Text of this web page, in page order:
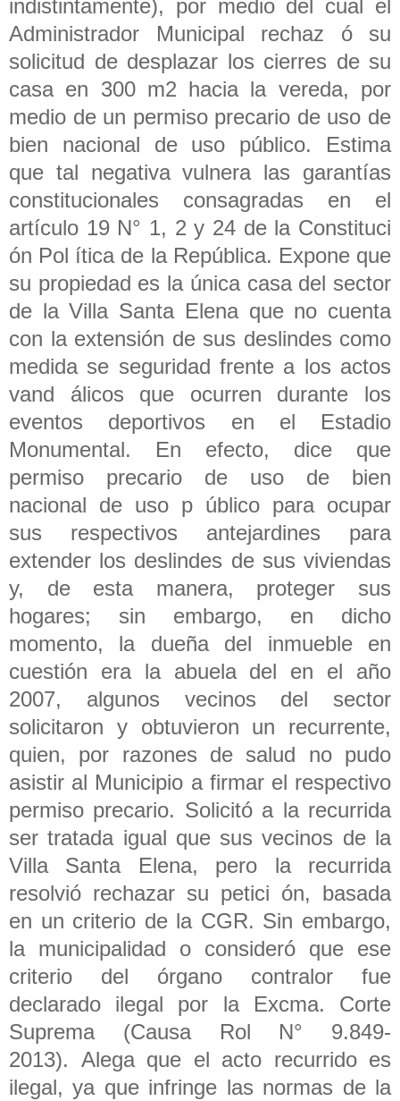
indistintamente), por medio del cual el
Administrador Municipal rechaz ó su
solicitud de desplazar los cierres de su
casa en 300 m2 hacia la vereda, por
medio de un permiso precario de uso de
bien nacional de uso público. Estima
que tal negativa vulnera las garantías
constitucionales consagradas en el
artículo 19 N° 1, 2 y 24 de la Constituci
ón Pol ítica de la República. Expone que
su propiedad es la única casa del sector
de la Villa Santa Elena que no cuenta
con la extensión de sus deslindes como
medida se seguridad frente a los actos
vand álicos que ocurren durante los
eventos deportivos en el Estadio
Monumental. En efecto, dice que
permiso precario de uso de bien
nacional de uso p úblico para ocupar
sus respectivos antejardines para
extender los deslindes de sus viviendas
y, de esta manera, proteger sus
hogares; sin embargo, en dicho
momento, la dueña del inmueble en
cuestión era la abuela del en el año
2007, algunos vecinos del sector
solicitaron y obtuvieron un recurrente,
quien, por razones de salud no pudo
asistir al Municipio a firmar el respectivo
permiso precario. Solicitó a la recurrida
ser tratada igual que sus vecinos de la
Villa Santa Elena, pero la recurrida
resolvió rechazar su petici ón, basada
en un criterio de la CGR. Sin embargo,
la municipalidad o consideró que ese
criterio del órgano contralor fue
declarado ilegal por la Excma. Corte
Suprema (Causa Rol N° 9.849-
2013). Alega que el acto recurrido es
ilegal, ya que infringe las normas de la